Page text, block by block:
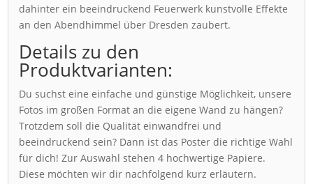
dahinter ein beeindruckend Feuerwerk kunstvolle Effekte
an den Abendhimmel über Dresden zaubert.
Details zu den
Produktvarianten:
Du suchst eine einfache und günstige Möglichkeit, unsere
Fotos im großen Format an die eigene Wand zu hängen?
Trotzdem soll die Qualität einwandfrei und
beeindruckend sein? Dann ist das Poster die richtige Wahl
für dich! Zur Auswahl stehen 4 hochwertige Papiere.
Diese möchten wir dir nachfolgend kurz erläutern.